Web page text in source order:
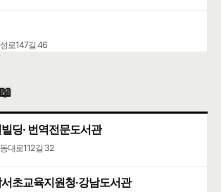
로147길 46
딩· 번역전문도서관
대로112길 32
초교육지원청·강남도서관